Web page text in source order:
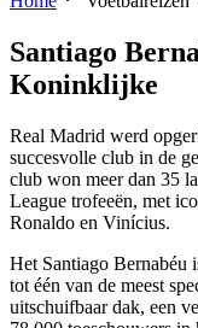
Santiago
Koninklijke
Real Madrid werd
succesvolle club in de
club won meer dan 35
League trofeeën, met
Ronaldo en Vinícius.
Het Santiago Bernabéu
tot één van de meest
uitschuifbaar dak, een